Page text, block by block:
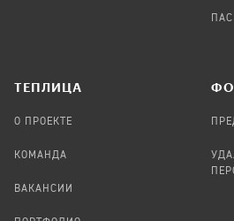
TЕПЛИЦА
О ПРОЕКТЕ
КОМАНДА
ВАКАНСИИ